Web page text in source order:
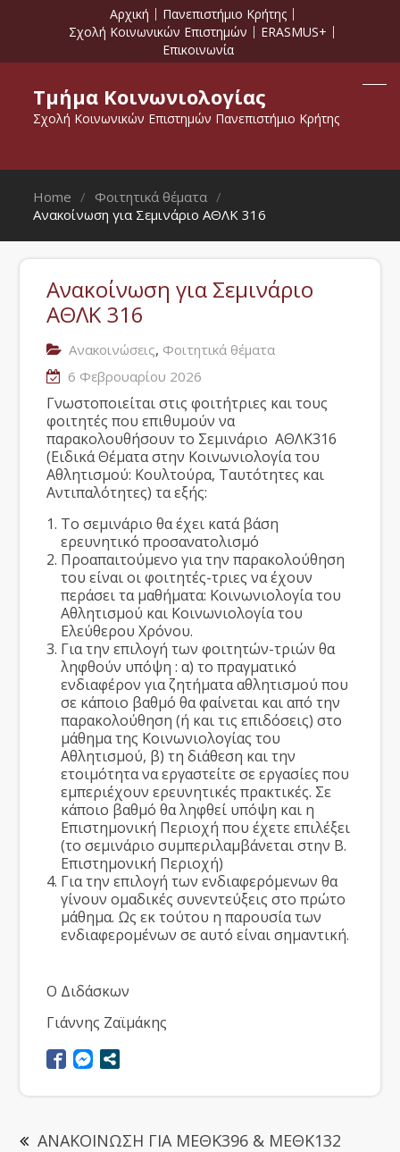
Αρχική
Πανεπιστήμιο Κρήτης
Σχολή Κοινωνικών Επιστημών
ERASMUS+
Επικοινωνία
Τμήμα Κοινωνιολογίας
Σχολή Κοινωνικών Επιστημών Πανεπιστήμιο Κρήτης
Home
Φοιτητικά θέματα
Ανακοίνωση για Σεμινάριο ΑΘΛΚ 316
Ανακοίνωση για Σεμινάριο
ΑΘΛΚ 316
Ανακοινώσεις, Φοιτητικά θέματα
6 Φεβρουαρίου 2026
Γνωστοποιείται στις φοιτήτριες και τους
φοιτητές που επιθυμούν να
παρακολουθήσουν το Σεμινάριο ΑΘΛΚ316
(Ειδικά Θέματα στην Κοινωνιολογία του
Αθλητισμού: Κουλτούρα, Ταυτότητες και
Αντιπαλότητες) τα εξής:
Το σεμινάριο θα έχει κατά βάση
ερευνητικό προσανατολισμό
Προαπαιτούμενο για την παρακολούθηση
του είναι οι φοιτητές-τριες να έχουν
περάσει τα μαθήματα: Κοινωνιολογία του
Αθλητισμού και Κοινωνιολογία του
Ελεύθερου Χρόνου.
Για την επιλογή των φοιτητών-τριών θα
ληφθούν υπόψη : α) το πραγματικό
ενδιαφέρον για ζητήματα αθλητισμού που
σε κάποιο βαθμό θα φαίνεται και από την
παρακολούθηση (ή και τις επιδόσεις) στο
μάθημα της Κοινωνιολογίας του
Αθλητισμού, β) τη διάθεση και την
ετοιμότητα να εργαστείτε σε εργασίες που
εμπεριέχουν ερευνητικές πρακτικές. Σε
κάποιο βαθμό θα ληφθεί υπόψη και η
Επιστημονική Περιοχή που έχετε επιλέξει
(το σεμινάριο συμπεριλαμβάνεται στην Β.
Επιστημονική Περιοχή)
Για την επιλογή των ενδιαφερόμενων θα
γίνουν ομαδικές συνεντεύξεις στο πρώτο
μάθημα. Ως εκ τούτου η παρουσία των
ενδιαφερομένων σε αυτό είναι σημαντική.
Ο Διδάσκων
Γιάννης Ζαϊμάκης
ΑΝΑΚΟΙΝΩΣΗ ΓΙΑ ΜΕΘΚ396 & ΜΕΘΚ132